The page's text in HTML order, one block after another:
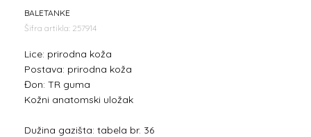
BALETANKE
Šifra artikla: 257914
Lice: prirodna koža
Postava: prirodna koža
Đon: TR guma
Kožni anatomski uložak
Dužina gazišta: tabela br. 36